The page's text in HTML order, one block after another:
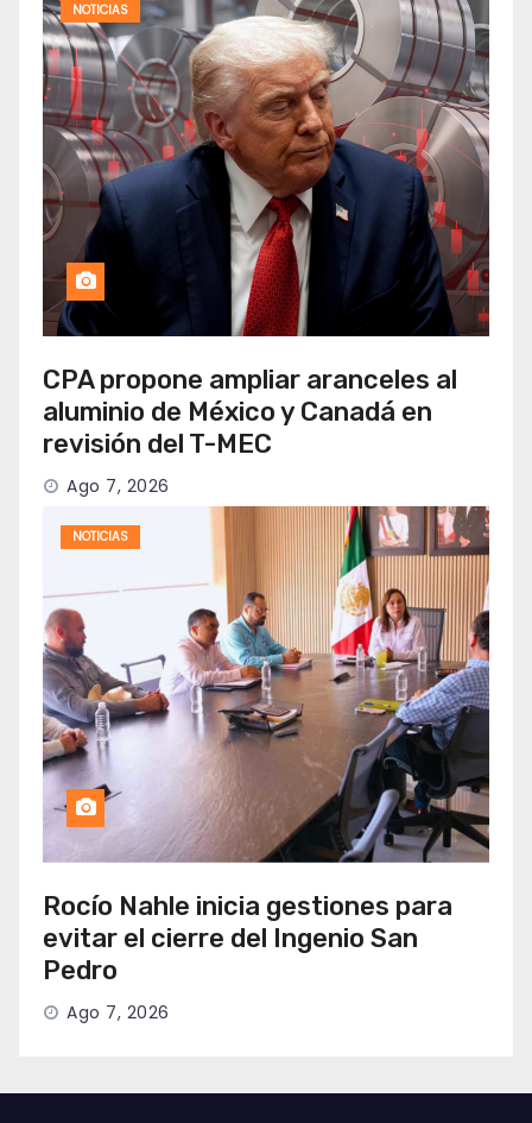
NOTICIAS
CPA propone ampliar aranceles al
aluminio de México y Canadá en
revisión del T-MEC
Ago 7, 2026
NOTICIAS
Rocío Nahle inicia gestiones para
evitar el cierre del Ingenio San
Pedro
Ago 7, 2026